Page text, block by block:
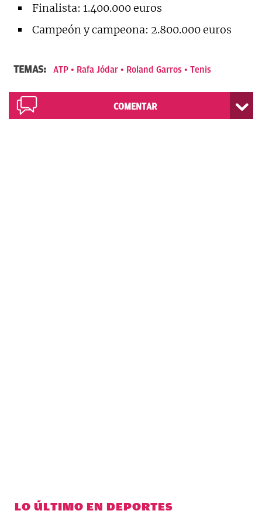
Finalista: 1.400.000 euros
Campeón y campeona: 2.800.000 euros
TEMAS: ATP Rafa Jódar Roland Garros Tenis
COMENTAR
LO ÚLTIMO EN DEPORTES